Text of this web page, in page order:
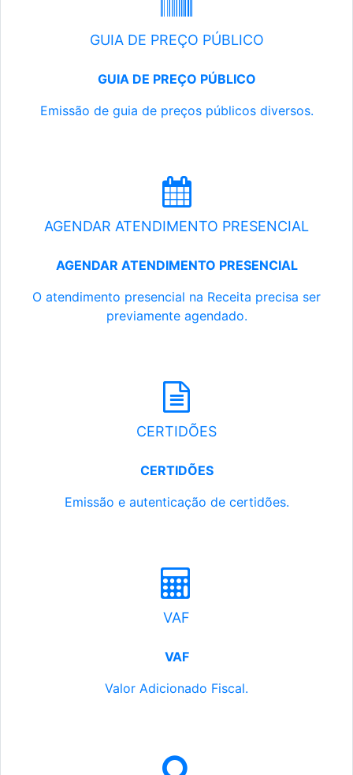
GUIA DE PREÇO PÚBLICO
GUIA DE PREÇO PÚBLICO
Emissão de guia de preços públicos diversos.
AGENDAR ATENDIMENTO PRESENCIAL
AGENDAR ATENDIMENTO PRESENCIAL
O atendimento presencial na Receita precisa ser
previamente agendado.
CERTIDÕES
CERTIDÕES
Emissão e autenticação de certidões.
VAF
VAF
Valor Adicionado Fiscal.